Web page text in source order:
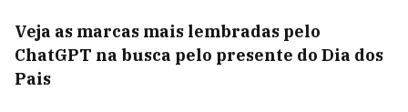
Veja as marcas mais lembradas pelo
ChatGPT na busca pelo presente do Dia dos
Pais